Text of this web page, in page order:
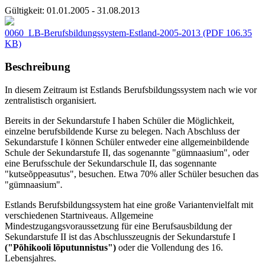
Gültigkeit: 01.01.2005 - 31.08.2013
0060_LB-Berufsbildungssystem-Estland-2005-2013 (PDF 106.35
KB)
Beschreibung
In diesem Zeitraum ist Estlands Berufsbildungssystem nach wie vor
zentralistisch organisiert.
Bereits in der Sekundarstufe I haben Schüler die Möglichkeit,
einzelne berufsbildende Kurse zu belegen. Nach Abschluss der
Sekundarstufe I können Schüler entweder eine allgemeinbildende
Schule der Sekundarstufe II, das sogenannte "gümnaasium", oder
eine Berufsschule der Sekundarschule II, das sogennante
"kutseõppeasutus", besuchen. Etwa 70% aller Schüler besuchen das
"gümnaasium".
Estlands Berufsbildungssystem hat eine große Variantenvielfalt mit
verschiedenen Startniveaus. Allgemeine
Mindestzugangsvoraussetzung für eine Berufsausbildung der
Sekundarstufe II ist das Abschlusszeugnis der Sekundarstufe I
("Põhikooli lõputunnistus") oder die Vollendung des 16.
Lebensjahres.